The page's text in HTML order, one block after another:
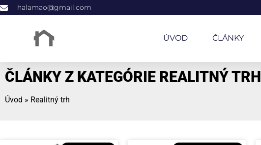
halamao@gmail.com
ÚVOD ČLÁNKY
ČLÁNKY Z KATEGÓRIE REALITNÝ TRH
Úvod » Realitný trh